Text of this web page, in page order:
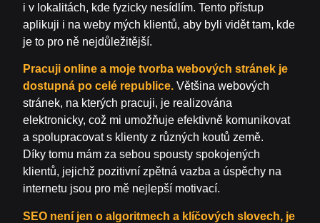
i v lokalitách, kde fyzicky nesídlím. Tento přístup
aplikuji i na weby mých klientů, aby byli vidět tam, kde
je to pro ně nejdůležitější.
Pracuji online a moje tvorba webových stránek je
dostupná po celé republice. Většina webových
stránek, na kterých pracuji, je realizována
elektronicky, což mi umožňuje efektivně komunikovat
a spolupracovat s klienty z různých koutů země.
Díky tomu mám za sebou spousty spokojených
klientů, jejichž pozitivní zpětná vazba a úspěchy na
internetu jsou pro mě nejlepší motivací.
SEO není jen o algoritmech a klíčových slovech, je